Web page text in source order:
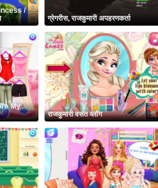
/
ग्रेगरीस, राजकुमारी अपहरणकर्ता
My
राजकुमारी वसंत व्लॉग